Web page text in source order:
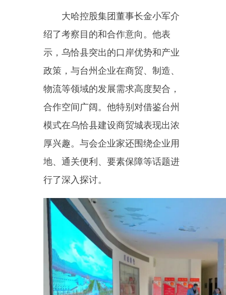
行了深入探讨。
近年来，乌恰县坚持把招商引
资摆在经济工作突出位置，出台系
列配套文件，构建起上下联动的大
招商格局。依托口岸优势，精准开